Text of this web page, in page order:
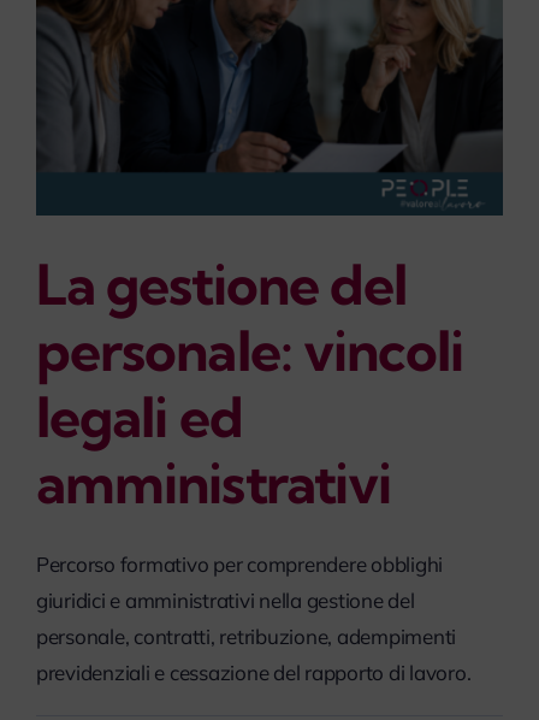
suoi
fondamenti
giuridici
La gestione del
personale: vincoli
legali ed
amministrativi
Percorso formativo per comprendere obblighi
giuridici e amministrativi nella gestione del
personale, contratti, retribuzione, adempimenti
previdenziali e cessazione del rapporto di lavoro.